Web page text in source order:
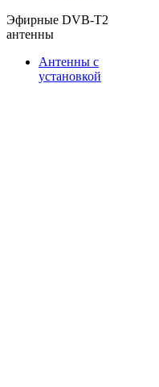
Эфирные DVB-T2
антенны
Антенны с
установкой